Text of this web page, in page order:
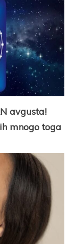
avgusta!
mnogo toga